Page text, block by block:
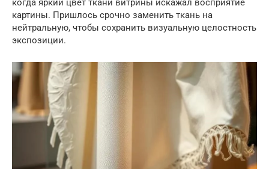
когда яркий цвет ткани витрины искажал восприятие
картины. Пришлось срочно заменить ткань на
нейтральную, чтобы сохранить визуальную целостность
экспозиции.